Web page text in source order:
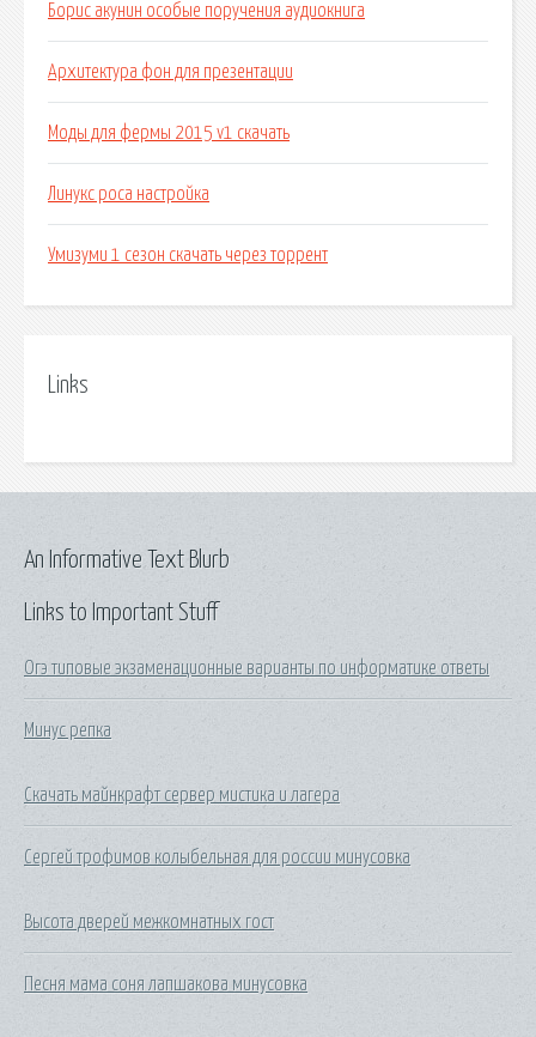
Борис акунин особые поручения аудиокнига
Архитектура фон для презентации
Моды для фермы 2015 v1 скачать
Линукс роса настройка
Умизуми 1 сезон скачать через торрент
Links
Links to Important Stuff
Огэ типовые экзаменационные варианты по информатике ответы
Минус репка
Скачать майнкрафт сервер мистика и лагера
Сергей трофимов колыбельная для россии минусовка
Высота дверей межкомнатных гост
Песня мама соня лапшакова минусовка
An Informative Text Blurb